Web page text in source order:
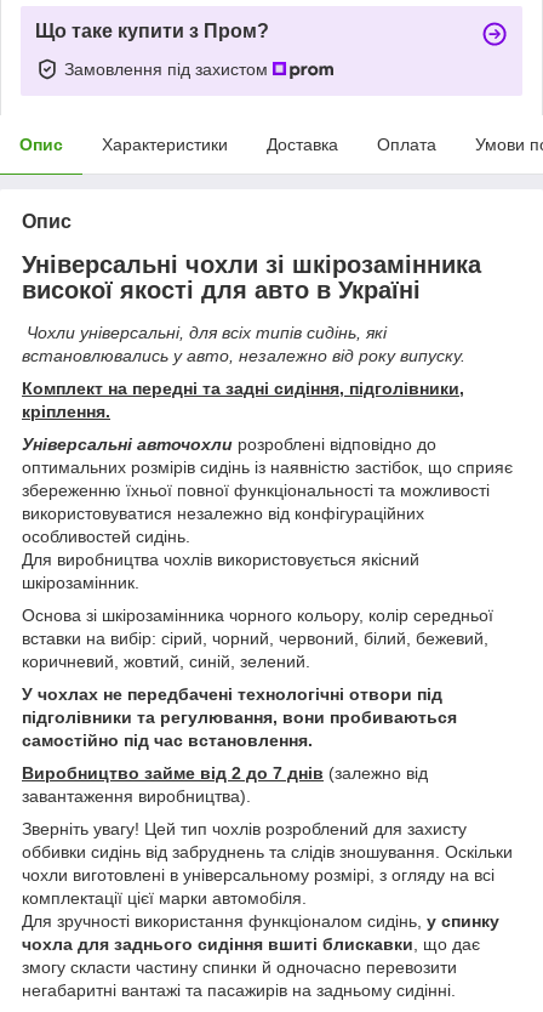
Що таке купити з Пром?
Замовлення під захистом
Опис Характеристики Доставка Оплата Умови
Опис
Універсальні чохли зі шкірозамінника
високої якості для авто в Україні
Чохли універсальні, для всіх типів сидінь, які
встановлювались у авто, незалежно від року випуску.
Комплект на передні та задні сидіння, підголівники,
кріплення.
Універсальні авточохли розроблені відповідно до
оптимальних розмірів сидінь із наявністю застібок, що сприяє
збереженню їхньої повної функціональності та можливості
використовуватися незалежно від конфігураційних
особливостей сидінь.
Для виробництва чохлів використовується якісний
шкірозамінник.
Основа зі шкірозамінника чорного кольору, колір середньої
вставки на вибір: сірий, чорний, червоний, білий, бежевий,
коричневий, жовтий, синій, зелений.
У чохлах не передбачені технологічні отвори під
підголівники та регулювання, вони пробиваються
самостійно під час встановлення.
Виробництво займе від 2 до 7 днів (залежно від
завантаження виробництва).
Зверніть увагу! Цей тип чохлів розроблений для захисту
оббивки сидінь від забруднень та слідів зношування. Оскільки
чохли виготовлені в універсальному розмірі, з огляду на всі
комплектації цієї марки автомобіля.
Для зручності використання функціоналом сидінь, у спинку
чохла для заднього сидіння вшиті блискавки, що дає
змогу скласти частину спинки й одночасно перевозити
негабаритні вантажі та пасажирів на задньому сидінні.